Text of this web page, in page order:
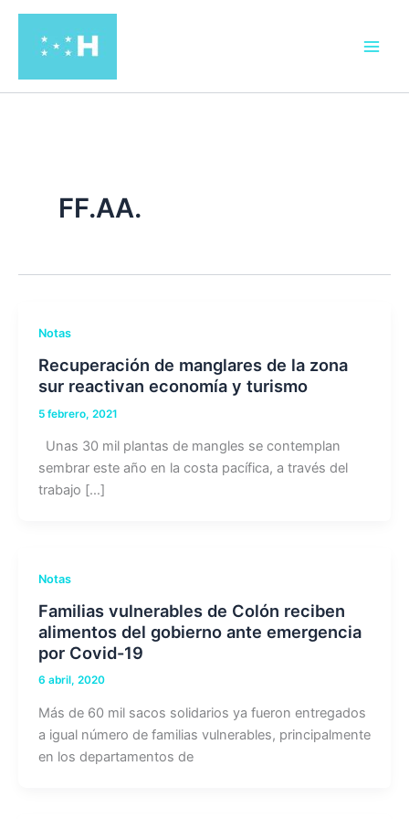
contenido
FF.AA.
Notas
Recuperación de manglares de la zona
sur reactivan economía y turismo
5 febrero, 2021
Unas 30 mil plantas de mangles se contemplan
sembrar este año en la costa pacífica, a través del
trabajo […]
Notas
Familias vulnerables de Colón reciben
alimentos del gobierno ante emergencia
por Covid-19
6 abril, 2020
Más de 60 mil sacos solidarios ya fueron entregados
a igual número de familias vulnerables, principalmente
en los departamentos de